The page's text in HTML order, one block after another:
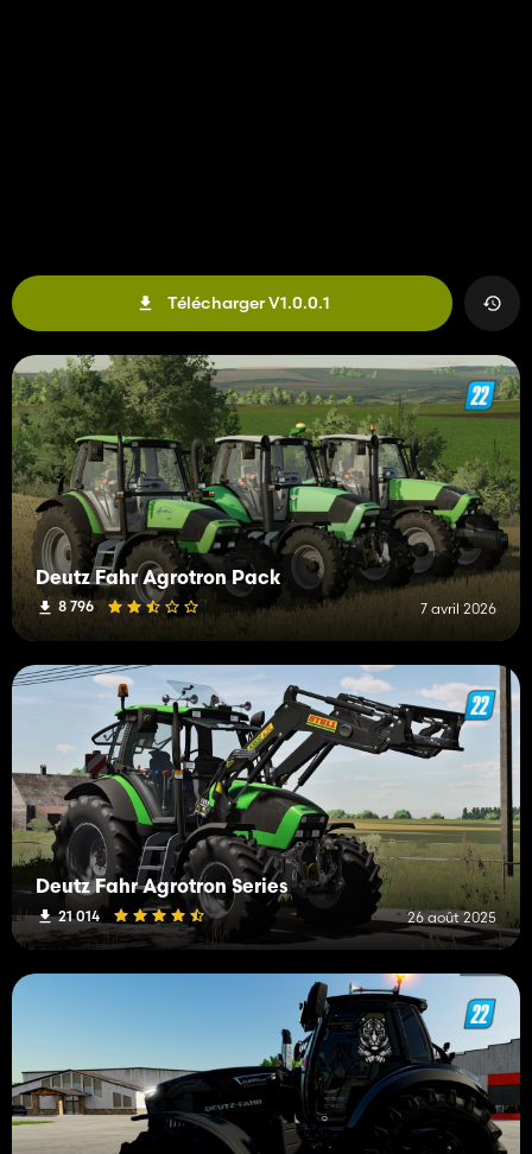
Télécharger V1.0.0.1
Deutz Fahr Agrotron Pack
8 796 7 avril 2026
Deutz Fahr Agrotron Series
21 014 26 août 2025